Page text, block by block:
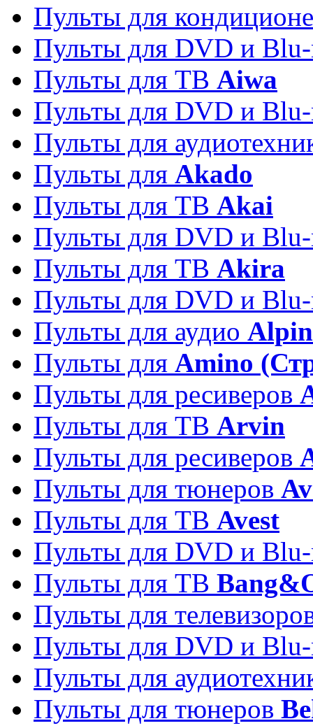
Пульты для
Пульты для DVD и
Пульты для ТВ Aiwa
Пульты для DVD и
Пульты для
Пульты для Akado
Пульты для ТВ Akai
Пульты для DVD и
Пульты для ТВ Akira
Пульты для DVD и
Пульты для аудио
Пульты для Amino
Пульты для ресиверов
Пульты для ТВ Arvin
Пульты для ресиверов
Пульты для тюнеров
Пульты для ТВ Avest
Пульты для DVD и
Пульты для ТВ
Пульты для
Пульты для DVD и
Пульты для
Пульты для тюнеров